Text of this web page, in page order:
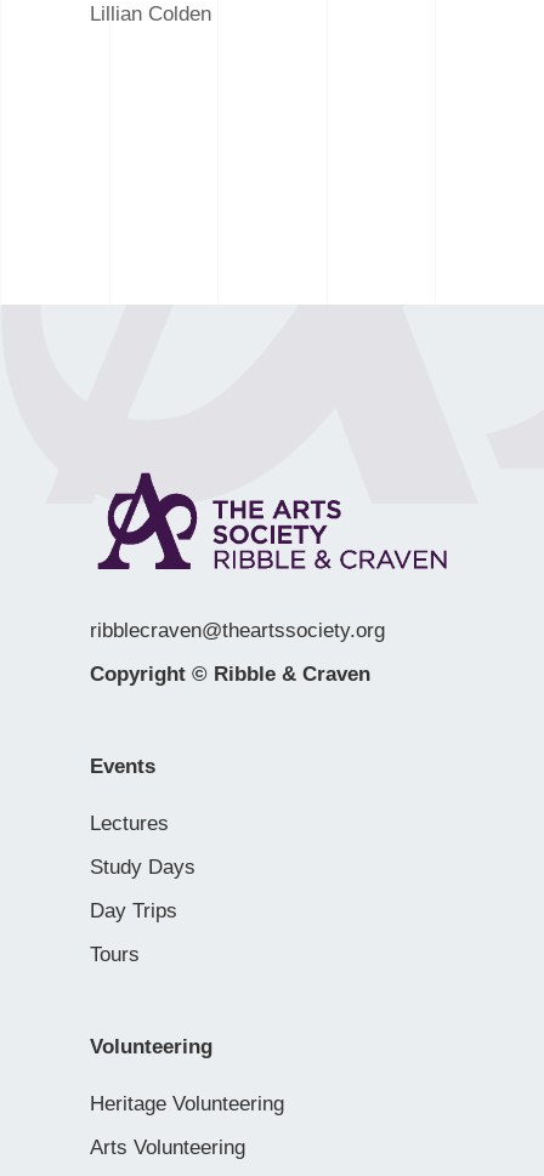
Lillian Colden
ribblecraven@theartssociety.org
Copyright © Ribble & Craven
Events
Lectures
Study Days
Day Trips
Tours
Volunteering
Heritage Volunteering
Arts Volunteering